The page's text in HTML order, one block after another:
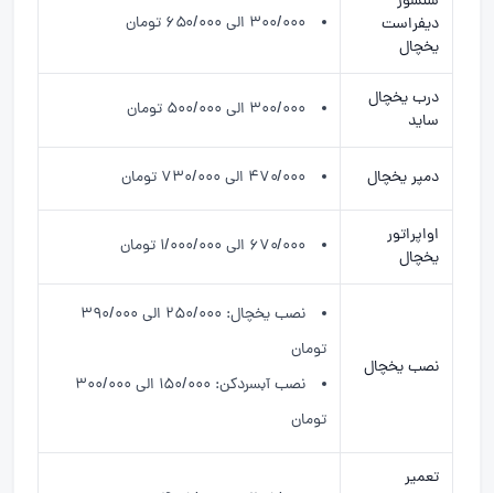
دیفراست
یخچال
۳۰۰/۰۰۰ الی ۶۵۰/۰۰۰ تومان
درب یخچال
ساید
۳۰۰/۰۰۰ الی ۵۰۰/۰۰۰ تومان
دمپر یخچال ۴۷۰/۰۰۰ الی ۷۳۰/۰۰۰ تومان
اواپراتور
یخچال
۶۷۰/۰۰۰ الی ۱/۰۰۰/۰۰۰ تومان
نصب یخچال
نصب یخچال: ۲۵۰/۰۰۰ الی ۳۹۰/۰۰۰
تومان
نصب آبسردکن: ۱۵۰/۰۰۰ الی ۳۰۰/۰۰۰
تومان
تعمیر